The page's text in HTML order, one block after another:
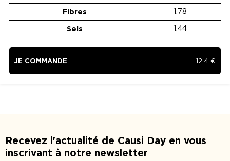
Fibres 1.78
Sels 1.44
JE COMMANDE 12.4 €
Recevez l'actualité de Causi Day en vous
inscrivant à notre newsletter